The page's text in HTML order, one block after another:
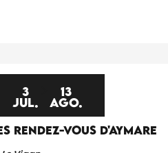
3
JUL.
13
AGO.
RENDEZ-VOUS D'AYMARE